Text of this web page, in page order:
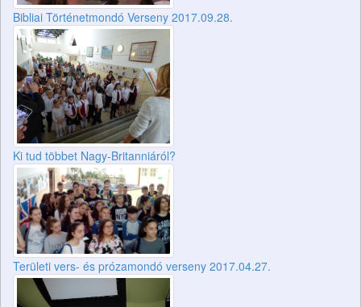
Bibliai Történetmondó Verseny 2017.09.28.
Ki tud többet Nagy-Britanniáról?
Területi vers- és prózamondó verseny 2017.04.27.